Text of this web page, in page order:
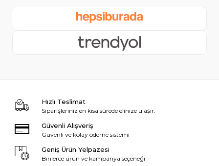
Hızlı Teslimat
Siparişleriniz en kısa sürede elinize ulaşır.
Güvenli Alışveriş
Güvenli ve kolay ödeme sistemi
Geniş Ürün Yelpazesi
Binlerce ürün ve kampanya seçeneği